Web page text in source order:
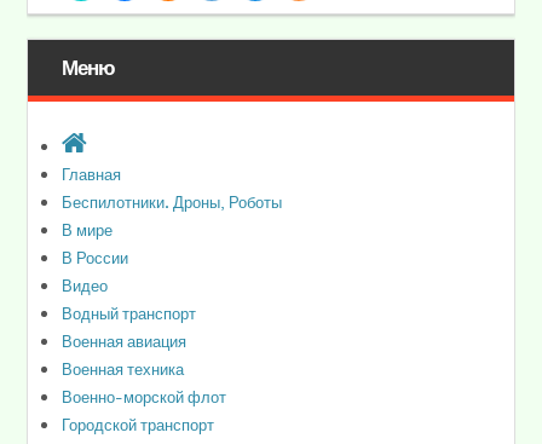
Меню
Главная
Беспилотники. Дроны, Роботы
В мире
В России
Видео
Водный транспорт
Военная авиация
Военная техника
Военно-морской флот
Городской транспорт